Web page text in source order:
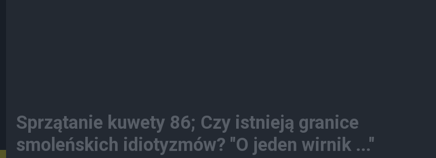
Sprzątanie kuwety 86; Czy istnieją granice
smoleńskich idiotyzmów? "O jeden wirnik ..."